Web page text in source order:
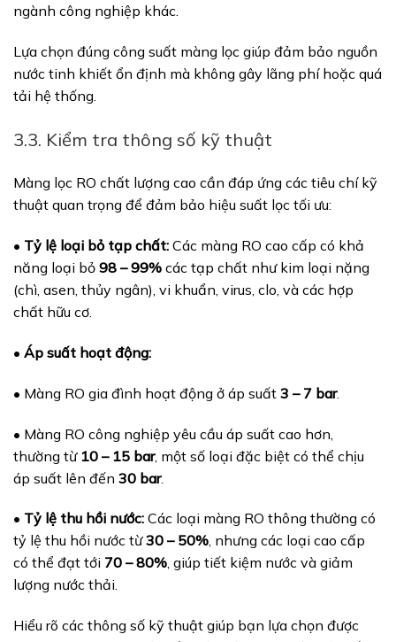
ngành công nghiệp khác.
Lựa chọn đúng công suất màng lọc giúp đảm bảo nguồn
nước tinh khiết ổn định mà không gây lãng phí hoặc quá
tải hệ thống.
3.3. Kiểm tra thông số kỹ thuật
Màng lọc RO chất lượng cao cần đáp ứng các tiêu chí kỹ
thuật quan trọng để đảm bảo hiệu suất lọc tối ưu:
• Tỷ lệ loại bỏ tạp chất: Các màng RO cao cấp có khả
năng loại bỏ 98 – 99% các tạp chất như kim loại nặng
(chì, asen, thủy ngân), vi khuẩn, virus, clo, và các hợp
chất hữu cơ.
• Áp suất hoạt động:
• Màng RO gia đình hoạt động ở áp suất 3 – 7 bar.
• Màng RO công nghiệp yêu cầu áp suất cao hơn,
thường từ 10 – 15 bar, một số loại đặc biệt có thể chịu
áp suất lên đến 30 bar.
• Tỷ lệ thu hồi nước: Các loại màng RO thông thường có
tỷ lệ thu hồi nước từ30 – 50%, nhưng các loại cao cấp
có thể đạt tới 70 – 80%, giúp tiết kiệm nước và giảm
lượng nước thải.
Hiểu rõ các thông số kỹ thuật giúp bạn lựa chọn được